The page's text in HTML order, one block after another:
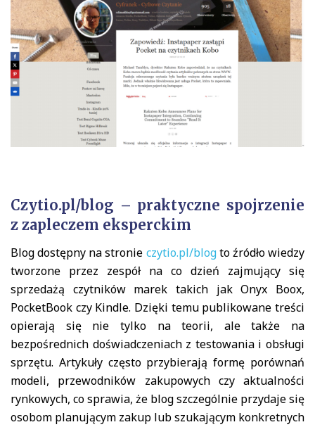
Czytio.pl/blog – praktyczne spojrzenie
z zapleczem eksperckim
Blog dostępny na stronie czytio.pl/blogto źródło wiedzy
tworzone przez zespół na co dzień zajmujący się
sprzedażą czytników marek takich jak Onyx Boox,
PocketBook czy Kindle. Dzięki temu publikowane treści
opierają się nie tylko na teorii, ale także na
bezpośrednich doświadczeniach z testowania i obsługi
sprzętu. Artykuły często przybierają formę porównań
modeli, przewodników zakupowych czy aktualności
rynkowych, co sprawia, że blog szczególnie przydaje się
osobom planującym zakup lub szukającym konkretnych